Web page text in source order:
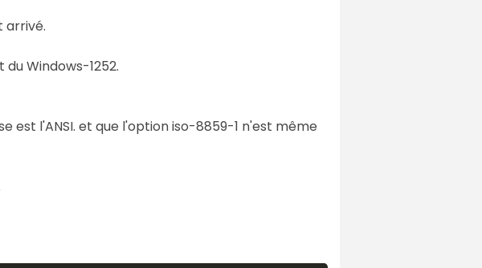
arrivé.
Windows-1252.
est l'ANSI. et que l'option iso-8859-1 n'est même